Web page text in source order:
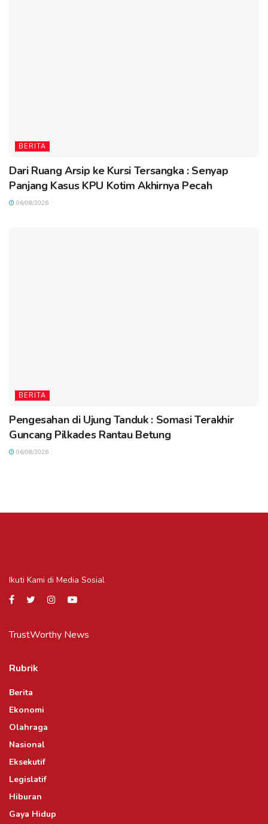
BERITA
Dari Ruang Arsip ke Kursi Tersangka : Senyap
Panjang Kasus KPU Kotim Akhirnya Pecah
06/08/2026
BERITA
Pengesahan di Ujung Tanduk : Somasi Terakhir
Guncang Pilkades Rantau Betung
06/08/2026
Ikuti Kami di Media Sosial
TrustWorthy News
Rubrik
Berita
Ekonomi
Olahraga
Nasional
Eksekutif
Legislatif
Hiburan
Gaya Hidup